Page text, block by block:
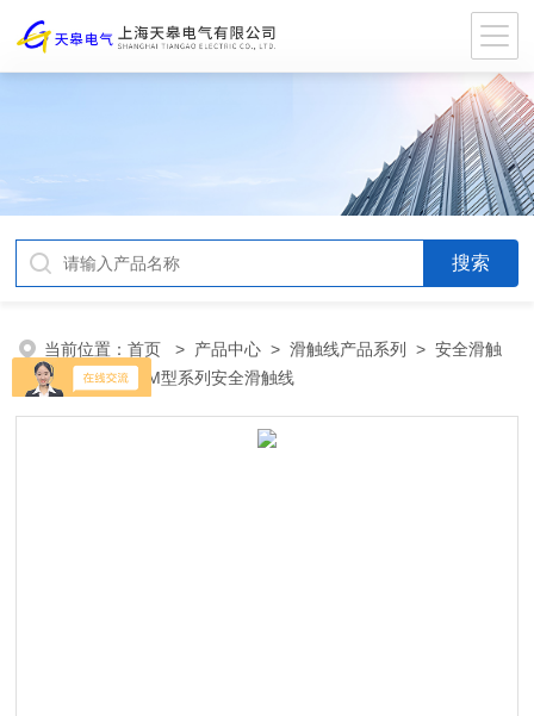
当前位置：首页 > 产品中心 >滑触线产品系列 >安全滑触
线
> U、C、M型系列安全滑触线